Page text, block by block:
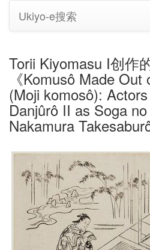
Ukiyo-e搜索
Torii Kiyomasu I创作
《Komusô Made
(Moji komosô):
Danjûrô II as Soga
Nakamura